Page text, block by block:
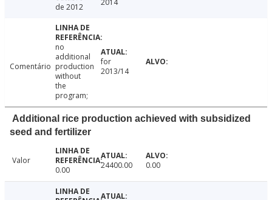
de 2012
2014
Comentário
no
additional
production
without
the
program;
for
2013/14
Additional rice production achieved with subsidized
seed and fertilizer
Valor
0.00
24400.00 0.00